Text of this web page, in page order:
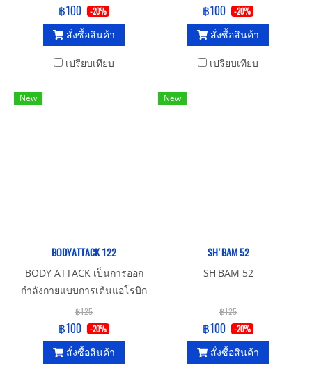
จังหวะเพลง เหมาะสำหรับทุก
เพศทุกวัย
฿100 -20%
สั่งซื้อสินค้า
เปรียบเทียบ
฿100 -20%
สั่งซื้อสินค้า
เปรียบเทียบ
New
BODYATTACK 122
BODY ATTACK เป็นการออก
กำลังกายแบบการเต้นแอโรบิก
แต่จะมีความสนุกในการเต้น
มากกว่าเต้นแอโรบิกแบบปกติ
และท่าก็จะยากขึ้นมาอีก เหมาะ
สำหรับตั้งแต่เด็กถึงวัยกลางคน
฿125
฿100 -20%
สั่งซื้อสินค้า
New
SH'BAM 52
SH'BAM 52
฿125
฿100 -20%
สั่งซื้อสินค้า